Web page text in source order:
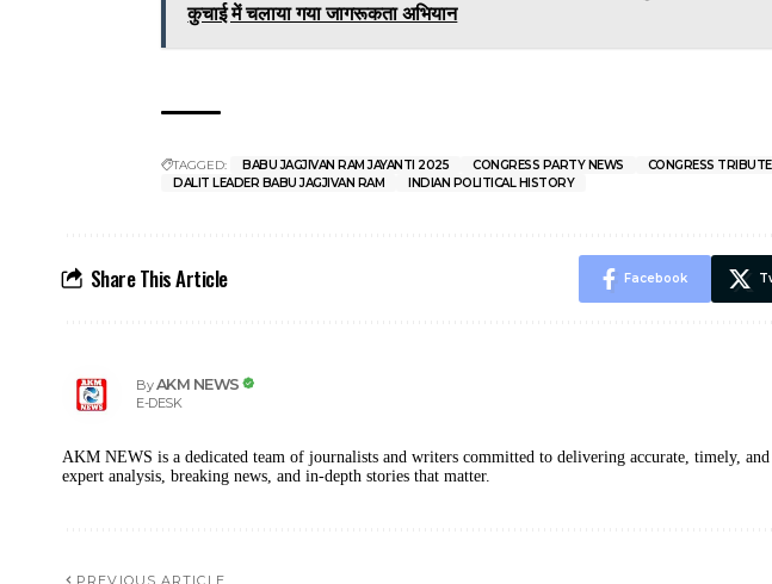
कुचाई में चलाया गया जागरूकता अभियान
TAGGED: BABU JAGJIVAN RAM JAYANTI 2025 CONGRESS PARTY NEWS
CONGRESS
DALIT LEADER BABU JAGJIVAN RAM
INDIAN POLITICAL HISTORY
Share This Article Facebook
By AKM NEWS
E-DESK
AKM NEWS is a dedicated team of journalists and writers committed to delivering accurate, timely,
expert analysis, breaking news, and in-depth stories that matter.
PREVIOUS ARTICLE